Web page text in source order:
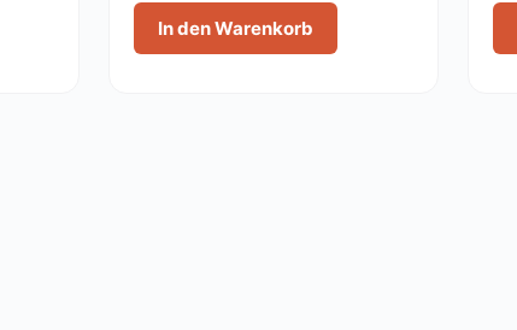
In den Warenkorb